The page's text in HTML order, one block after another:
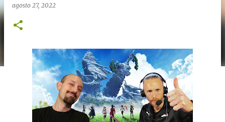
agosto 27, 2022